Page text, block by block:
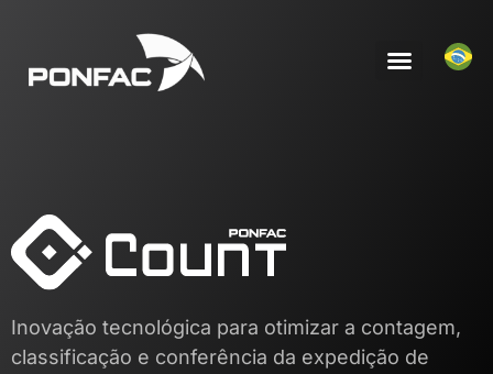
Inovação tecnológica para otimizar a contagem,
classificação e conferência da expedição de